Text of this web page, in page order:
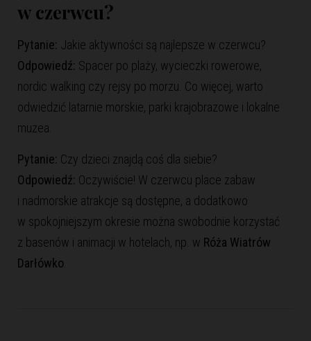
w czerwcu?
Pytanie: Jakie aktywności są najlepsze w czerwcu?
Odpowiedź: Spacer po plaży, wycieczki rowerowe,
nordic walking czy rejsy po morzu. Co więcej, warto
odwiedzić latarnie morskie, parki krajobrazowe i lokalne
muzea.
Pytanie: Czy dzieci znajdą coś dla siebie?
Odpowiedź: Oczywiście! W czerwcu place zabaw
i nadmorskie atrakcje są dostępne, a dodatkowo
w spokojniejszym okresie można swobodnie korzystać
z basenów i animacji w hotelach, np. w Róża Wiatrów
Darłówko